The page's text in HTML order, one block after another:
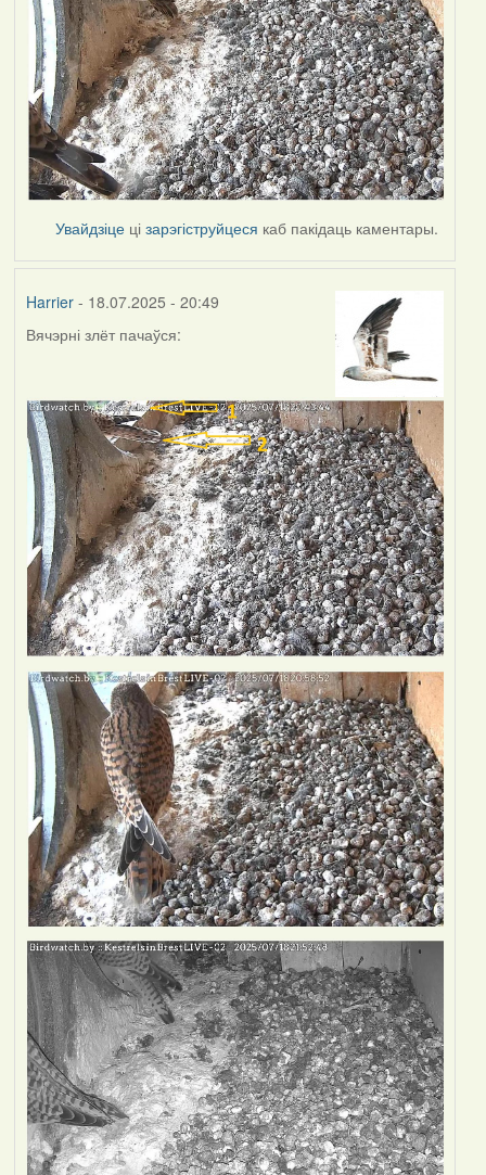
Увайдзіце цізарэгіструйцеся каб пакідаць каментары.
Harrier- 18.07.2025 - 20:49
Вячэрні злёт пачаўся: